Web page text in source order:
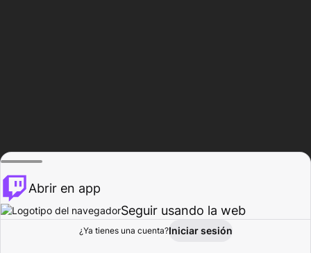
Explorar Actividad
Abrir en app
Seguir usando la web
¿Ya tienes una cuenta?Iniciar sesión